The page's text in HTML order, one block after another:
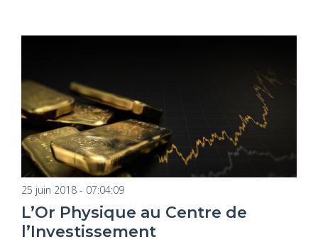
25 juin 2018 - 07:04:09
L’Or Physique au Centre de
l’Investissement